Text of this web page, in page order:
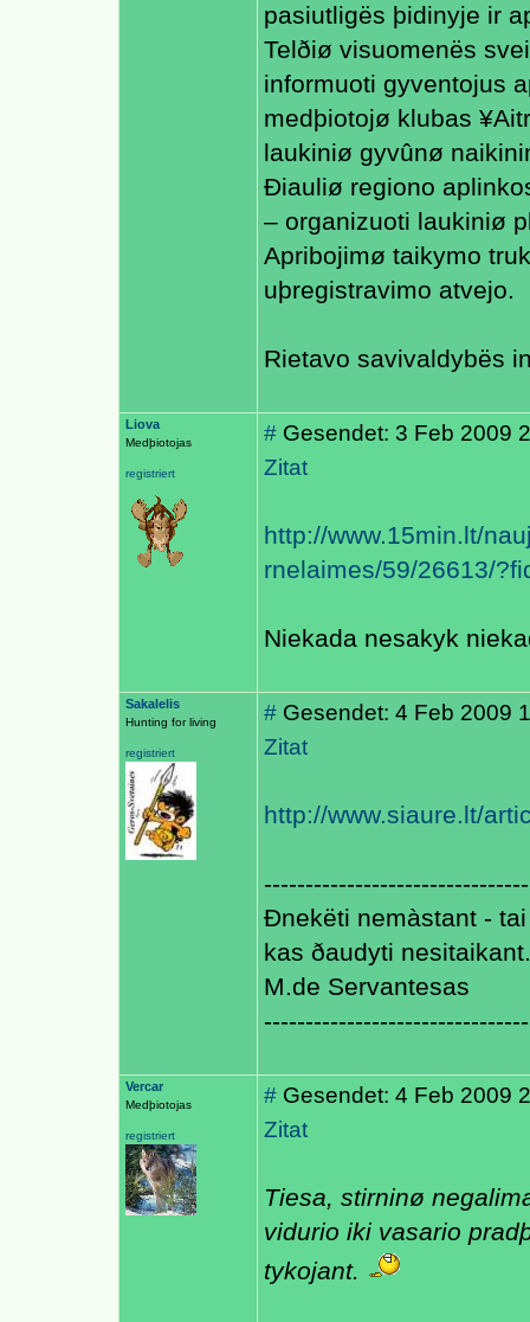
pasiutligës þidinyje ir
Telðiø visuomenës
informuoti gyventojus
medþiotojø klubas
laukiniø gyvûnø
Ðiauliø regiono
– organizuoti laukiniø
Apribojimø taikymo
uþregistravimo atvejo.
Rietavo savivaldybës
Liova
Medþiotojas
registriert
# Gesendet: 3 Feb 2009
Zitat
http://www.15min.lt/
rnelaimes/59/26613/
Niekada nesakyk
Sakalelis
Hunting for living
registriert
# Gesendet: 4 Feb 2009
Zitat
http://www.siaure.lt/
Ðnekëti nemàstant -
kas ðaudyti nesitaikant.
M.de Servantesas
Vercar
Medþiotojas
registriert
# Gesendet: 4 Feb 2009
Zitat
Tiesa, stirninø
vidurio iki vasario
tykojant.